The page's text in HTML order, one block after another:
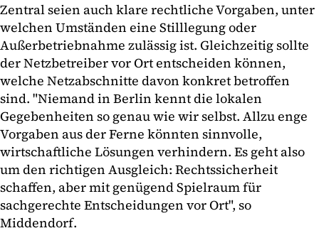
Zentral seien auch klare rechtliche Vorgaben, unter
welchen Umständen eine Stilllegung oder
Außerbetriebnahme zulässig ist. Gleichzeitig sollte
der Netzbetreiber vor Ort entscheiden können,
welche Netzabschnitte davon konkret betroffen
sind. "Niemand in Berlin kennt die lokalen
Gegebenheiten so genau wie wir selbst. Allzu enge
Vorgaben aus der Ferne könnten sinnvolle,
wirtschaftliche Lösungen verhindern. Es geht also
um den richtigen Ausgleich: Rechtssicherheit
schaffen, aber mit genügend Spielraum für
sachgerechte Entscheidungen vor Ort", so
Middendorf.